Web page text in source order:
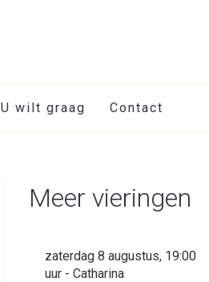
U wilt graag Contact
Meer vieringen
zaterdag 8 augustus, 19:00
uur - Catharina